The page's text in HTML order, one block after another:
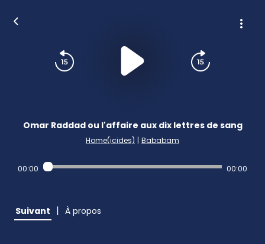
Omar Raddad ou l'affaire aux dix lettres de sang
Home(icides) | Bababam
00:00 00:00
Suivant | À propos